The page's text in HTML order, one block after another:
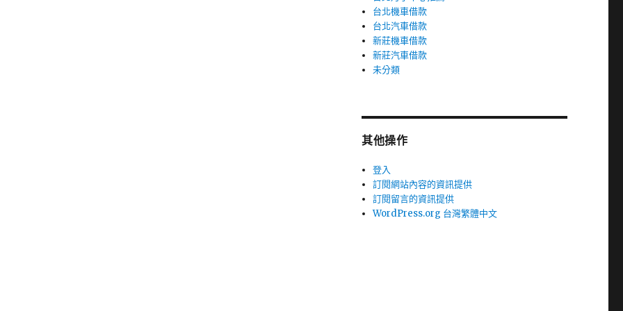
台北機車借款
台北汽車借款
新莊機車借款
新莊汽車借款
未分類
其他操作
登入
訂閱網站內容的資訊提供
訂閱留言的資訊提供
WordPress.org 台灣繁體中文